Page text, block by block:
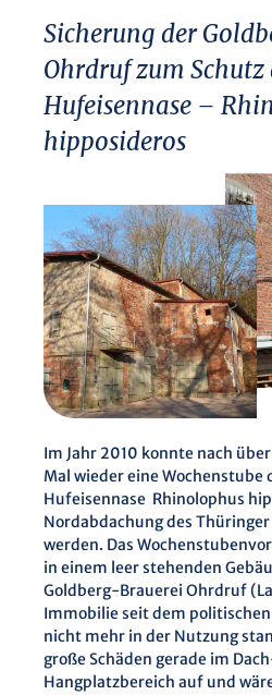
Sicherung der
Ohrdruf zum
Hufeisennase –
hipposideros
Im Jahr 2010 konnte nach
Mal wieder eine Wochenstube
Hufeisennase Rhinolophus
Nordabdachung des
werden. Das
in einem leer stehenden
Goldberg-Brauerei Ohrdruf
Immobilie seit dem
nicht mehr in der Nutzung
große Schäden gerade im
Hangplatzbereich auf und